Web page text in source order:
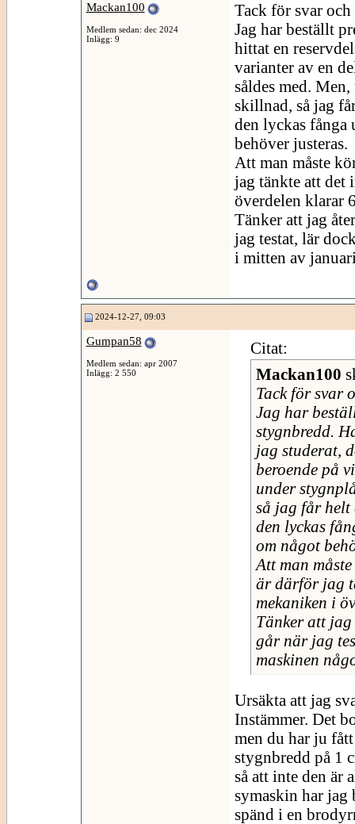
Mackan100
Medlem sedan: dec 2024
Inlägg: 9
Tack för svar
Jag har beställt
hittat en
varianter av en
såldes med.
skillnad, så jag
den lyckas fånga
behöver justeras.
Att man måste
jag tänkte att det
överdelen klarar
Tänker att jag
jag testat, lär
i mitten av
2024-12-27, 09:03
Gumpan58
Medlem sedan: apr 2007
Inlägg: 2 550
Citat:
Mackan100
Tack för svar
Jag har
stygnbredd.
jag studerat,
beroende på
under
så jag får helt
den lyckas
om något
Att man
är därför jag
mekaniken i
Tänker att
går när jag
maskinen
Ursäkta att jag
Instämmer. Det
men du har ju
stygnbredd på 1
så att inte den är
symaskin har jag
spänd i en